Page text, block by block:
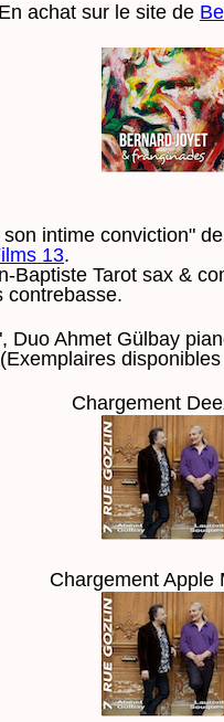
En achat sur le site de
intime conviction"
13.
Baptiste Tarot sax &
contrebasse.
Duo Ahmet Gülbay
Chargement
Chargement Apple